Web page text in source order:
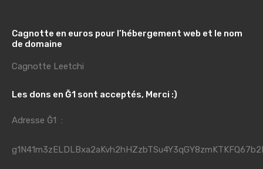
Cagnotte en euros pour l’hébergement web et le nom
de domaine
Cagnotte Leetchi
Les dons en Ğ1 sont acceptés, Merci :)
Adresse Ğ1 :